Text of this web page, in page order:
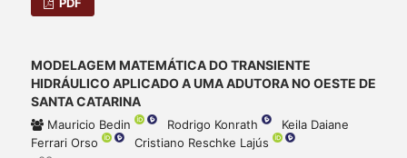
MODELAGEM MATEMÁTICA DO TRANSIENTE
HIDRÁULICO APLICADO A UMA ADUTORA NO OESTE DE
SANTA CATARINA
Mauricio Bedin Rodrigo Konrath
Keila Daiane
Ferrari Orso
Cristiano Reschke Lajús